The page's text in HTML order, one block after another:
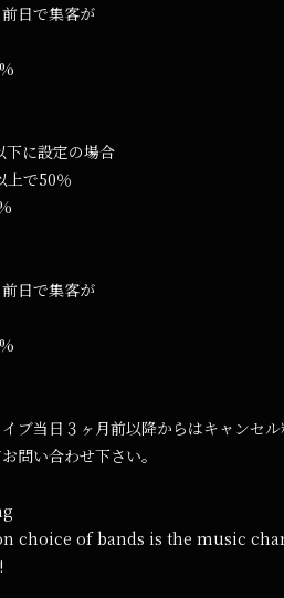
日で集客が
下に設定の場合
上で50％
日で集客が
ブ当日３ヶ月前以降からはキャンセ
問い合わせ下さい。
choice of bands is the music